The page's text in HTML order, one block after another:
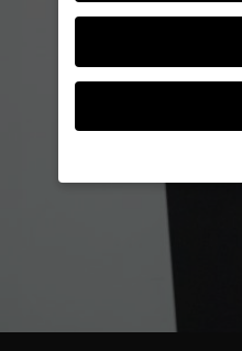
Als u jonger bent dan
Wij gebruiken